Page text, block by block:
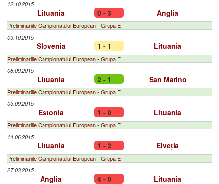
12.10.2015
Lituania 0 - 3 Anglia
Preliminariile Campionatului European - Grupa E
09.10.2015
Slovenia 1 - 1 Lituania
Preliminariile Campionatului European - Grupa E
08.09.2015
Lituania 2 - 1 San Marino
Preliminariile Campionatului European - Grupa E
05.09.2015
Estonia 1 - 0 Lituania
Preliminariile Campionatului European - Grupa E
14.06.2015
Lituania 1 - 2 Elveția
Preliminariile Campionatului European - Grupa E
27.03.2015
Anglia 4 - 0 Lituania